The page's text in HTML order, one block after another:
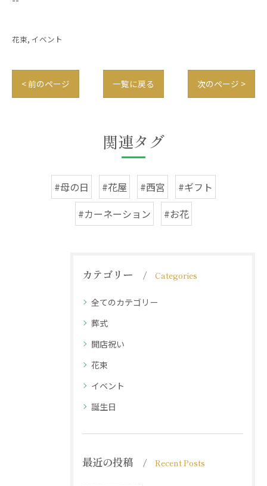
花束 イベント
< 前のページ 一覧に戻る 次のページ >
関連タグ
#母の日 #花屋 #西宮
#ギフト
#カーネーション
#お花
カテゴリー Categories
全てのカテゴリー
葬式
開店祝い
花束
イベント
誕生日
最近の投稿 Recent Posts